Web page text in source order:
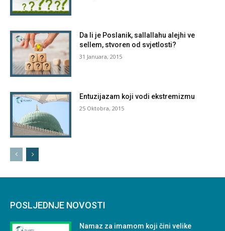
Da li je Poslanik, sallallahu alejhi ve
sellem, stvoren od svjetlosti?
31 Januara, 2015
Entuzijazam koji vodi ekstremizmu
25 Oktobra, 2015
POSLJEDNJE NOVOSTI
Namaz za imamom koji čini velike